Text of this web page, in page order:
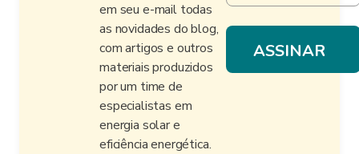
em seu e-mail todas
as novidades do blog,
com artigos e outros
materiais produzidos
por um time de
especialistas em
energia solar e
eficiência energética.